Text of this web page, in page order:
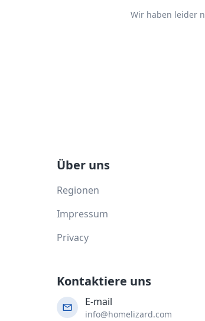
Wir haben leider
Über uns
Regionen
Impressum
Privacy
Kontaktiere uns
E-mail
info@homelizard.com